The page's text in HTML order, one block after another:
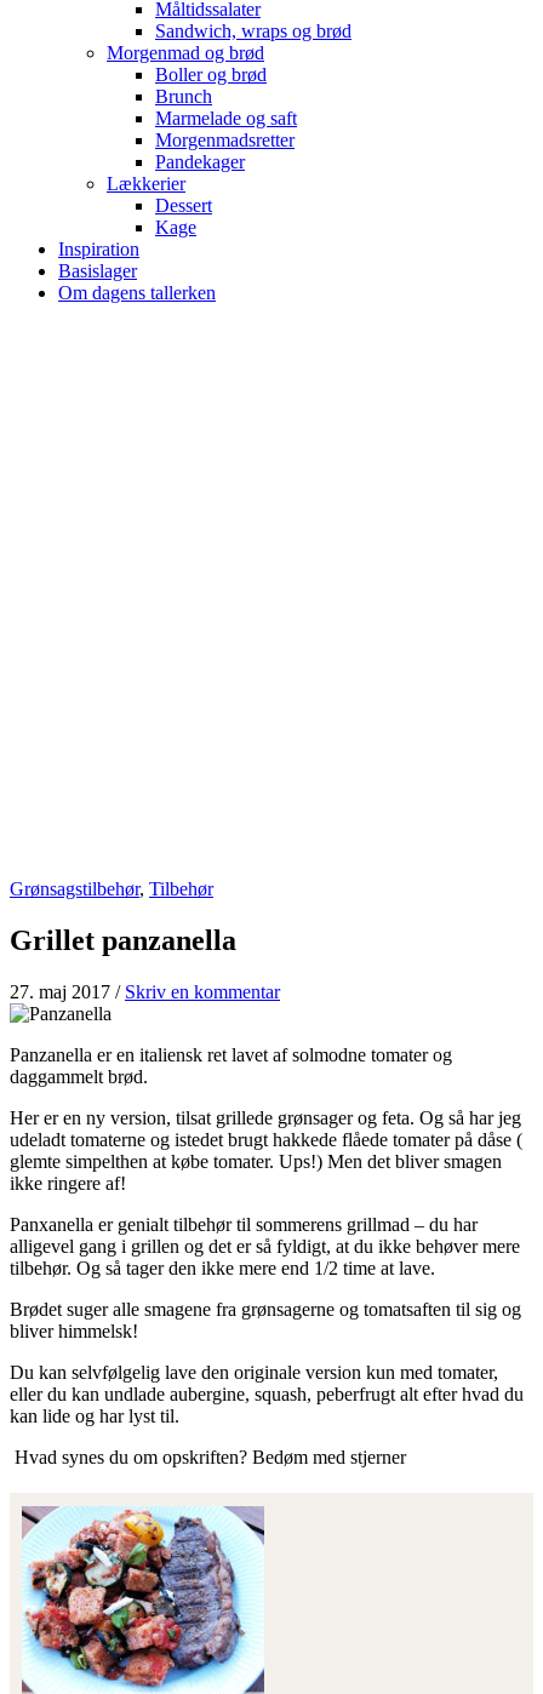
Måltidssalater
Sandwich, wraps og brød
Morgenmad og brød
Boller og brød
Brunch
Marmelade og saft
Morgenmadsretter
Pandekager
Lækkerier
Dessert
Kage
Inspiration
Basislager
Om dagens tallerken
Grønsagstilbehør, Tilbehør
Grillet panzanella
27. maj 2017 / Skriv en kommentar
Panzanella er en italiensk ret lavet af solmodne tomater og
daggammelt brød.
Her er en ny version, tilsat grillede grønsager og feta. Og så har jeg
udeladt tomaterne og istedet brugt hakkede flåede tomater på dåse (
glemte simpelthen at købe tomater. Ups!) Men det bliver smagen
ikke ringere af!
Panxanella er genialt tilbehør til sommerens grillmad – du har
alligevel gang i grillen og det er så fyldigt, at du ikke behøver mere
tilbehør. Og så tager den ikke mere end 1/2 time at lave.
Brødet suger alle smagene fra grønsagerne og tomatsaften til sig og
bliver himmelsk!
Du kan selvfølgelig lave den originale version kun med tomater,
eller du kan undlade aubergine, squash, peberfrugt alt efter hvad du
kan lide og har lyst til.
Hvad synes du om opskriften? Bedøm med stjerner